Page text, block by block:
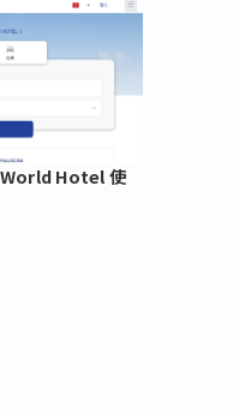
World Hotel 使